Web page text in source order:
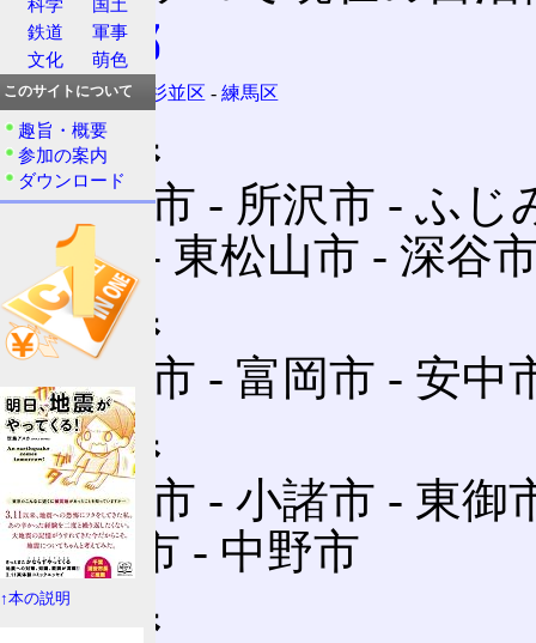
東京都
武蔵野市 杉並区 ‐ 練馬区
埼玉県
新座市 ‐ 所沢市 ‐ ふじ
戸市 ‐ 東松山市 ‐ 深谷
群馬県
藤岡市 ‐ 富岡市 ‐ 安中
長野県
佐久市 ‐ 小諸市 ‐ 東御
須坂市 ‐ 中野市
新潟県
科学
国土
鉄道
軍事
文化
萌色
このサイトについて
趣旨・概要
参加の案内
ダウンロード
↑本の説明